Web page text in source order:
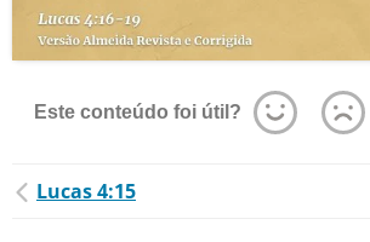
Este conteúdo foi útil?
Lucas 4:15